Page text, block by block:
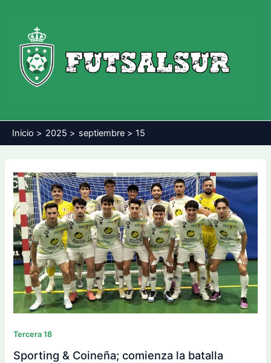
contenido
Inicio 2025 septiembre 15
Tercera 18
Sporting & Coineña; comienza la batalla